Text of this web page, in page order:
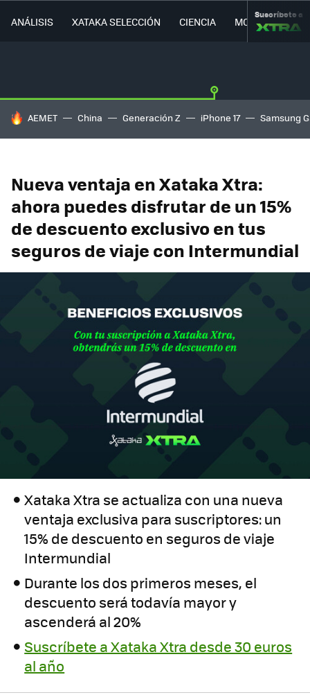
ANÁLISIS XATAKA SELECCIÓN CIENCIA MOVILIDAD
Suscríbete a
HOY SE HABLA DE
AEMET China Generación Z iPhone 17 Samsung
Nueva ventaja en Xataka Xtra:
ahora puedes disfrutar de un 15%
de descuento exclusivo en tus
seguros de viaje con Intermundial
Xataka Xtra se actualiza con una nueva
ventaja exclusiva para suscriptores: un
15% de descuento en seguros de viaje
Intermundial
Durante los dos primeros meses, el
descuento será todavía mayor y
ascenderá al 20%
Suscríbete a Xataka Xtra desde 30 euros
al año